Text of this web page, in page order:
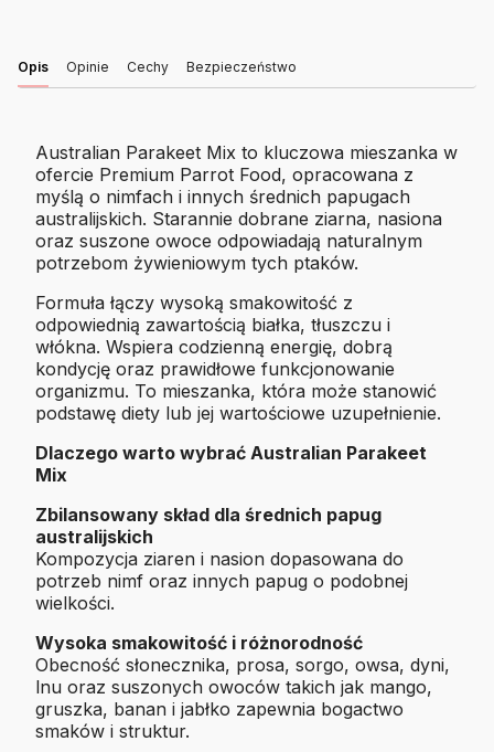
Opis Opinie Cechy Bezpieczeństwo
Australian Parakeet Mix to kluczowa mieszanka w
ofercie Premium Parrot Food, opracowana z
myślą o nimfach i innych średnich papugach
australijskich. Starannie dobrane ziarna, nasiona
oraz suszone owoce odpowiadają naturalnym
potrzebom żywieniowym tych ptaków.
Formuła łączy wysoką smakowitość z
odpowiednią zawartością białka, tłuszczu i
włókna. Wspiera codzienną energię, dobrą
kondycję oraz prawidłowe funkcjonowanie
organizmu. To mieszanka, która może stanowić
podstawę diety lub jej wartościowe uzupełnienie.
Dlaczego warto wybrać Australian Parakeet
Mix
Zbilansowany skład dla średnich papug
australijskich
Kompozycja ziaren i nasion dopasowana do
potrzeb nimf oraz innych papug o podobnej
wielkości.
Wysoka smakowitość i różnorodność
Obecność słonecznika, prosa, sorgo, owsa, dyni,
lnu oraz suszonych owoców takich jak mango,
gruszka, banan i jabłko zapewnia bogactwo
smaków i struktur.